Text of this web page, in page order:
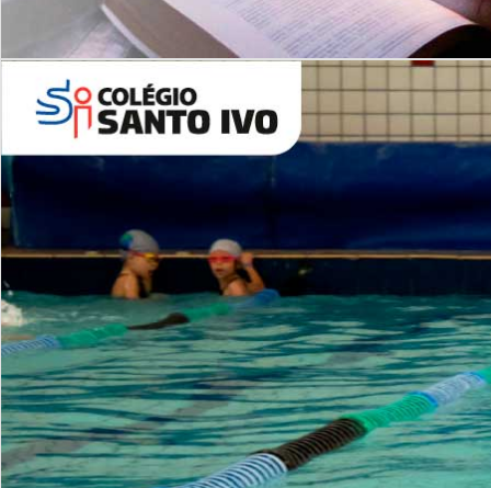
Leituras Literárias
ALUNOS NOVOS
Entre em Contato
INSTITUCIONAL